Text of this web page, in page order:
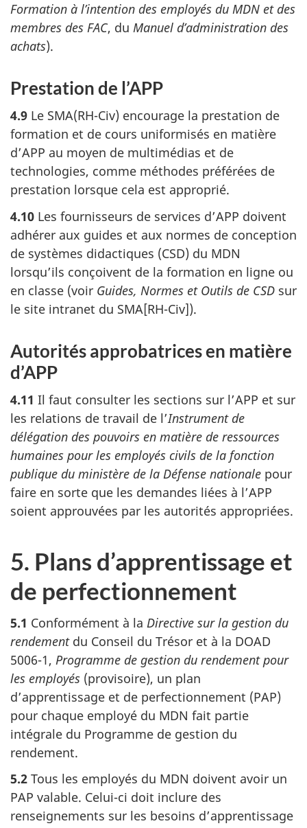
Formation à l’intention des employés du MDN et des
membres des FAC, du Manuel d’administration des
achats).
Prestation de l’APP
4.9 Le SMA(RH-Civ) encourage la prestation de
formation et de cours uniformisés en matière
d’APP au moyen de multimédias et de
technologies, comme méthodes préférées de
prestation lorsque cela est approprié.
4.10 Les fournisseurs de services d’APP doivent
adhérer aux guides et aux normes de conception
de systèmes didactiques (CSD) du MDN
lorsqu’ils conçoivent de la formation en ligne ou
en classe (voir Guides, Normes et Outils de CSD sur
le site intranet du SMA[RH-Civ]).
Autorités approbatrices en matière
d’APP
4.11 Il faut consulter les sections sur l’APP et sur
les relations de travail de l’Instrument de
délégation des pouvoirs en matière de ressources
humaines pour les employés civils de la fonction
publique du ministère de la Défense nationale pour
faire en sorte que les demandes liées à l’APP
soient approuvées par les autorités appropriées.
5. Plans d’apprentissage et
de perfectionnement
5.1 Conformément à la Directive sur la gestion du
rendementdu Conseil du Trésor et à la DOAD
5006-1, Programme de gestion du rendement pour
les employés (provisoire), un plan
d’apprentissage et de perfectionnement (PAP)
pour chaque employé du MDN fait partie
intégrale du Programme de gestion du
rendement.
5.2 Tous les employés du MDN doivent avoir un
PAP valable. Celui-ci doit inclure des
renseignements sur les besoins d’apprentissage